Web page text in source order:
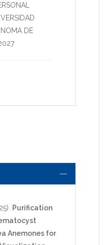
DE
Purification
Anemones for